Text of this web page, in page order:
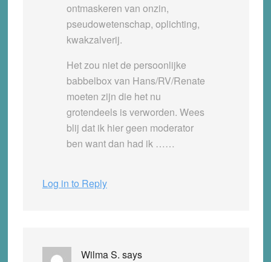
ontmaskeren van onzin,
pseudowetenschap, oplichting,
kwakzalverij.
Het zou niet de persoonlijke
babbelbox van Hans/RV/Renate
moeten zijn die het nu
grotendeels is verworden. Wees
blij dat ik hier geen moderator
ben want dan had ik ……
Log in to Reply
Wilma S. says